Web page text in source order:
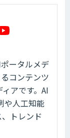
ータルメデ
コンテンツ
アです。AI
や人工知能
トレンド